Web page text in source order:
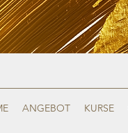
ANGEBOT KURSE